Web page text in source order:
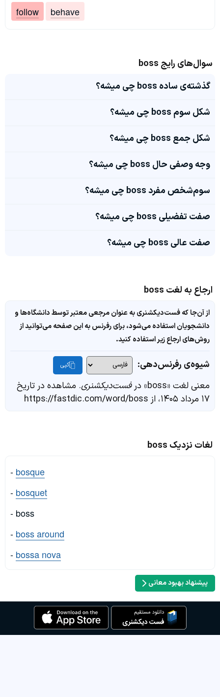
follow
behave
سوال‌های رایج boss
گذشته‌ی ساده boss چی میشه؟
شکل سوم boss چی میشه؟
شکل جمع boss چی میشه؟
وجه وصفی حال boss چی میشه؟
سوم‌شخص مفرد boss چی میشه؟
صفت تفضیلی boss چی میشه؟
صفت عالی boss چی میشه؟
ارجاع به لغت boss
از آن‌جا که فست‌دیکشنری به عنوان مرجعی معتبر توسط دانشگاه‌ها و
دانشجویان استفاده می‌شود، برای رفرنس به این صفحه می‌توانید از
روش‌های ارجاع زیر استفاده کنید.
شیوه‌ی رفرنس‌دهی: کپی
معنی لغت «boss» در فست‌دیکشنری. مشاهده در تاریخ
۱۷ مرداد ۱۴۰۵، از https://fastdic.com/word/boss
لغات نزدیک boss
- bosque
- bosquet
- boss
- boss around
- bossa nova
پیشنهاد بهبود معانی